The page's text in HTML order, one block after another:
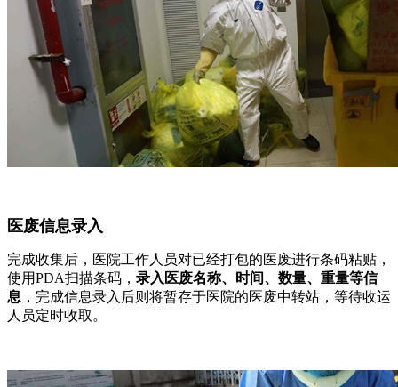
医废信息录入
完成收集后，医院工作人员对已经打包的医废进行条码粘贴，
使用PDA扫描条码， 录入医废名称、时间、数量、重量等信
息 ，完成信息录入后则将暂存于医院的医废中转站，等待收运
人员定时收取。